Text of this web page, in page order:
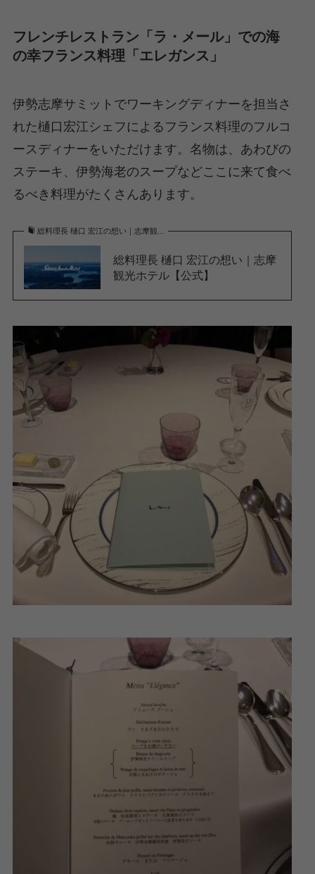
フレンチレストラン「ラ・メール」での海
の幸フランス料理「エレガンス」
伊勢志摩サミットでワーキングディナーを担当さ
れた樋口宏江シェフによるフランス料理のフルコ
ースディナーをいただけます。名物は、あわびの
ステーキ、伊勢海老のスープなどここに来て食べ
るべき料理がたくさんあります。
総料理長 樋口 宏江の想い｜志摩観...
総料理長 樋口 宏江の想い｜志摩
観光ホテル【公式】